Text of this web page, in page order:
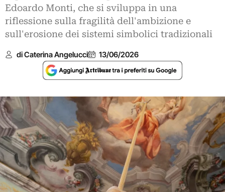
Edoardo Monti, che si sviluppa in una
riflessione sulla fragilità dell'ambizione e
sull'erosione dei sistemi simbolici tradizionali
di Caterina Angelucci 13/06/2026